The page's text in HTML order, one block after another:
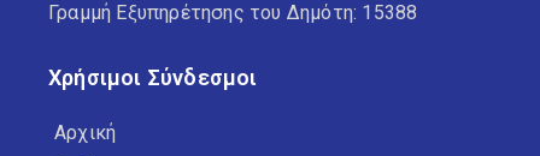
Γραμμή Εξυπηρέτησης του Δημότη: 15388
Χρήσιμοι Σύνδεσμοι
Αρχική